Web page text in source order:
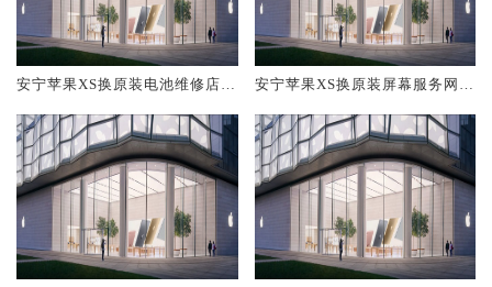
安宁苹果XS换原装电池维修店大
安宁苹果XS换原装屏幕服务网点